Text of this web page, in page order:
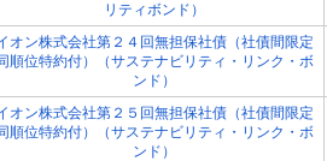
リティボンド）
オン株式会社第２４回無担保社債（社債間限定
順位特約付）（サステナビリティ・リンク・ボ
ンド）
オン株式会社第２５回無担保社債（社債間限定
順位特約付）（サステナビリティ・リンク・ボ
ンド）